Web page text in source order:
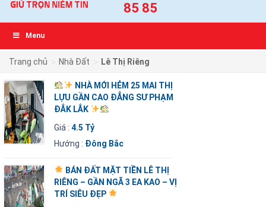
85 85
Menu
Trang chủ Nhà Đất Lê Thị Riêng
NHÀ MỚI HẺM 25 MAI THỊ
LỰU GẦN CAO ĐẲNG SƯ PHẠM
ĐẮK LẮK
Giá :4.5 Tỷ
Hướng : Đông Bắc
BÁN ĐẤT MẶT TIỀN LÊ THỊ
RIÊNG – GẦN NGÃ 3 EA KAO – VỊ
TRÍ SIÊU ĐẸP